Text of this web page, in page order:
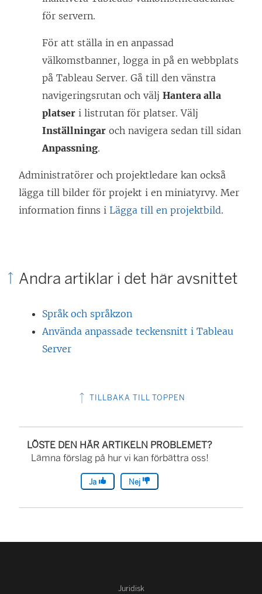
s
r
)
för servern.
För att ställa in en anpassad
välkomstbanner, logga in på en webbplats
på Tableau Server. Gå till den vänstra
navigeringsrutan och välj Hantera alla
platser i listrutan för platser. Välj
Inställningar och navigera sedan till sidan
Anpassning.
Administratörer och projektledare kan också
lägga till bilder för projekt i en miniatyrvy. Mer
information finns i Lägga till en projektbild.
Andra artiklar i det här avsnittet
Språk och språkzon
Använda anpassade teckensnitt i Tableau
Server
TILLBAKA TILL TOPPEN
LÖSTE DEN HÄR ARTIKELN PROBLEMET?
Lämna förslag på hur vi kan förbättra oss!
Ja Nej
Juridisk